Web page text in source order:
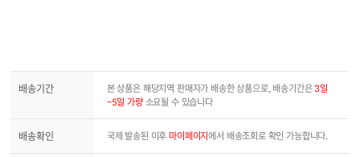
배송기간 본 상품은 해당지역 판매자가 배송한 상품으로, 배송기간은3일
~5일 가량소요될 수 있습니다
배송확인 국제 발송된 이후 마이페이지에서 배송조회로 확인 가능합니다.